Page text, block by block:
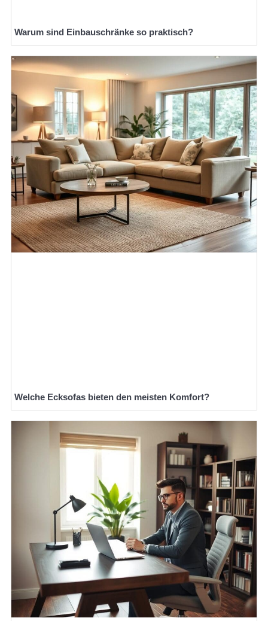
Warum sind Einbauschränke so praktisch?
Welche Ecksofas bieten den meisten Komfort?